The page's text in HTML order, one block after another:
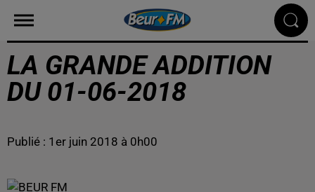
LA GRANDE ADDITION
DU 01-06-2018
Publié : 1er juin 2018 à 0h00